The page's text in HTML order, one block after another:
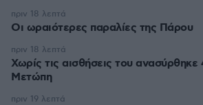
Οι ωραιότερες παραλίες της Πάρου
πριν 18 λεπτά
Χωρίς τις αισθήσεις του
Μετώπη
πριν 18 λεπτά
πριν 19 λεπτά